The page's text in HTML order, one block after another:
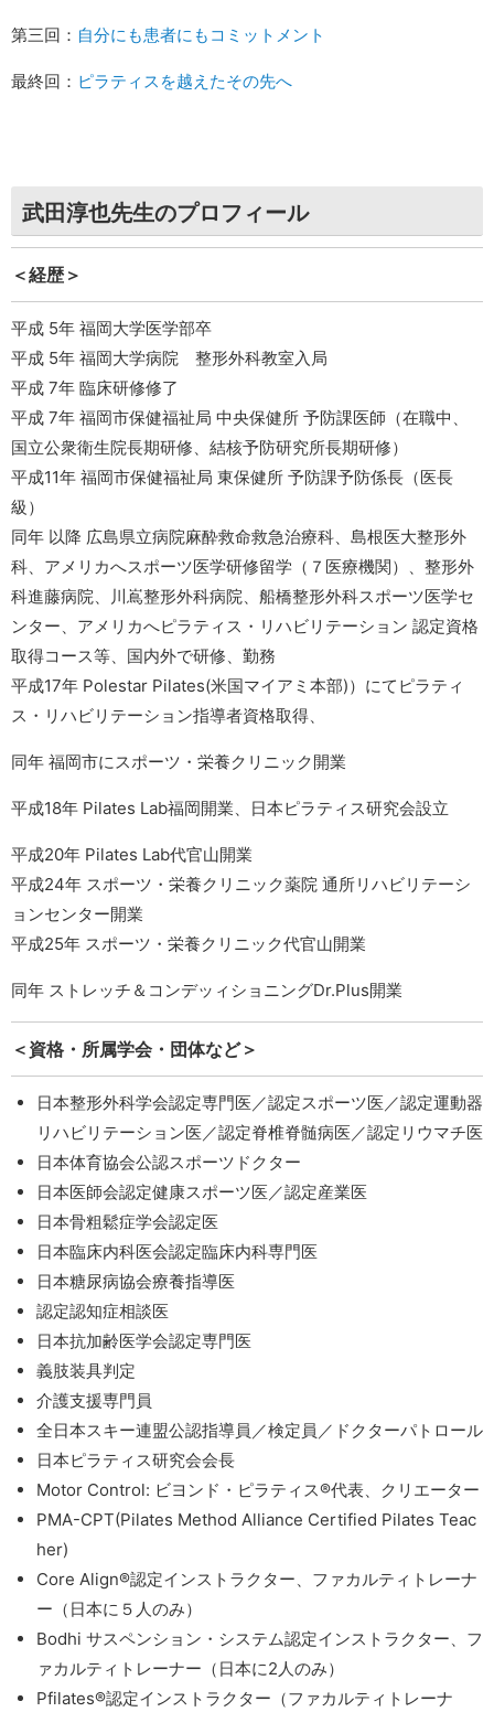
第三回： 自分にも患者にもコミットメント
最終回： ピラティスを越えたその先へ
武田淳也先生のプロフィール
＜経歴＞
平成 5年 福岡大学医学部卒
平成 5年 福岡大学病院 整形外科教室入局
平成 7年 臨床研修修了
平成 7年 福岡市保健福祉局 中央保健所 予防課医師（在職中、
国立公衆衛生院長期研修、結核予防研究所長期研修）
平成11年 福岡市保健福祉局 東保健所 予防課予防係長（医長
級）
同年 以降 広島県立病院麻酔救命救急治療科、島根医大整形外
科、アメリカへスポーツ医学研修留学（７医療機関）、整形外
科進藤病院、川嶌整形外科病院、船橋整形外科スポーツ医学セ
ンター、アメリカへピラティス・リハビリテーション 認定資格
取得コース等、国内外で研修、勤務
平成17年 Polestar Pilates(米国マイアミ本部)）にてピラティ
ス・リハビリテーション指導者資格取得、
同年 福岡市にスポーツ・栄養クリニック開業
平成18年 Pilates Lab福岡開業、日本ピラティス研究会設立
平成20年 Pilates Lab代官山開業
平成24年 スポーツ・栄養クリニック薬院 通所リハビリテーシ
ョンセンター開業
平成25年 スポーツ・栄養クリニック代官山開業
同年 ストレッチ＆コンデッィショニングDr.Plus開業
＜資格・所属学会・団体など＞
日本整形外科学会認定専門医／認定スポーツ医／認定運動器
リハビリテーション医／認定脊椎脊髄病医／認定リウマチ医
日本体育協会公認スポーツドクター
日本医師会認定健康スポーツ医／認定産業医
日本骨粗鬆症学会認定医
日本臨床内科医会認定臨床内科専門医
日本糖尿病協会療養指導医
認定認知症相談医
日本抗加齢医学会認定専門医
義肢装具判定
介護支援専門員
全日本スキー連盟公認指導員／検定員／ドクターパトロール
日本ピラティス研究会会長
Motor Control: ビヨンド・ピラティス®代表、クリエーター
PMA-CPT(Pilates Method Alliance Certified Pilates Teac
her)
Core Align®認定インストラクター、ファカルティトレーナ
ー（日本に５人のみ）
Bodhi サスペンション・システム認定インストラクター、フ
ァカルティトレーナー（日本に2人のみ）
Pfilates®認定インストラクター（ファカルティトレーナ